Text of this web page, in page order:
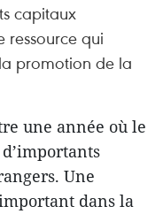
capitaux
ressource qui
promotion de la
une année où le
Une
dans la